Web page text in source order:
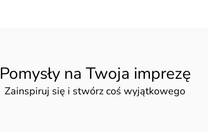
Pomysły na Twoja imprezę
Zainspiruj się i stwórz coś wyjątkowego